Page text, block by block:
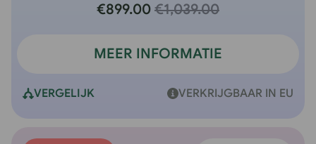
€899.00 €1,039.00
MEER INFORMATIE
VERGELIJK VERKRIJGBAAR IN EU